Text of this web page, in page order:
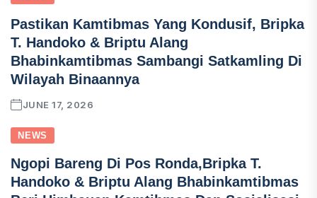
Pastikan Kamtibmas Yang Kondusif, Bripka
T. Handoko & Briptu Alang
Bhabinkamtibmas Sambangi Satkamling Di
Wilayah Binaannya ‎
JUNE 17, 2026
NEWS
Ngopi Bareng Di Pos Ronda,Bripka T.
Handoko & Briptu Alang Bhabinkamtibmas